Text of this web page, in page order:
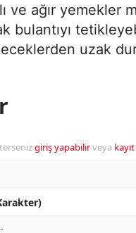
ve ağır yemekler
bulantıyı
uzak
giriş yapabilirveya